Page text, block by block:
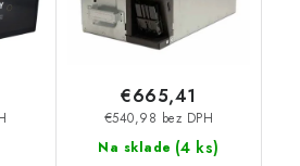
Na sklade (4 ks)
€540,98 bez DPH
€665,41